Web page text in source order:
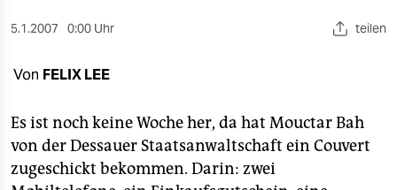
wahrheit
verlag
5.1.2007 0:00 Uhr teilen
Von FELIX LEE
Es ist noch keine Woche her, da hat Mouctar Bah
von der Dessauer Staatsanwaltschaft ein Couvert
zugeschickt bekommen. Darin: zwei